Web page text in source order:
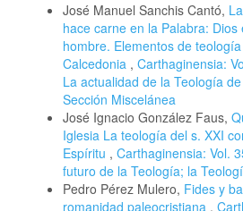
José Manuel Sanchis Cantó,
hace carne en la Palabra: Dios
hombre. Elementos de
Calcedonia , Carthaginensia:
La actualidad de la Teología
Sección Miscelánea
José Ignacio González Faus,
Iglesia La teología del s. XXI
Espíritu , Carthaginensia: Vol.
futuro de la Teología; la
Pedro Pérez Mulero, Fides y
romanidad paleocristiana ,